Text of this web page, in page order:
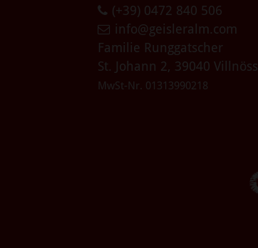
(+39) 0472 840 506
info@geisleralm.com
Familie Runggatscher
St. Johann 2, 39040 Villnöss
MwSt-Nr. 01313990218